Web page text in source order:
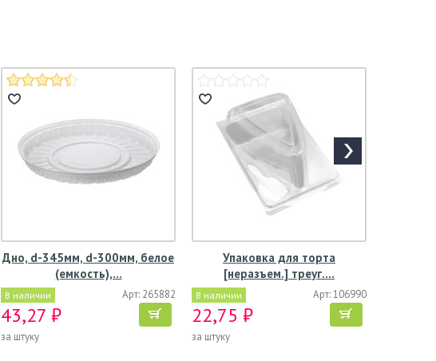
Дно, d-345мм, d-300мм, белое
(емкость),…
В наличии Арт: 265882
43,27 ₽
за штуку
Упаковка для торта
[неразъем.] треуг.…
В наличии Арт: 106990
22,75 ₽
за штуку